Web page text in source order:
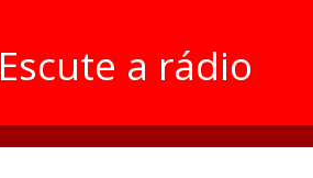
Escute a rádio